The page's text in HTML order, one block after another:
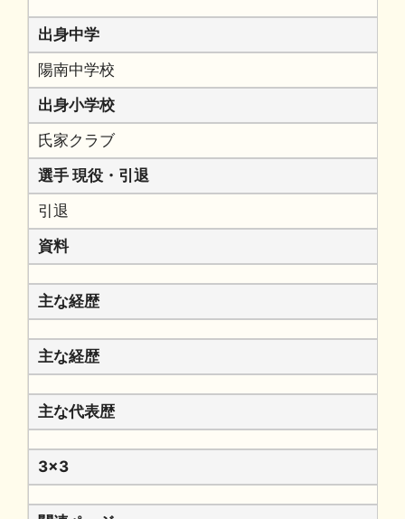
出身中学
陽南中学校
出身小学校
氏家クラブ
選手 現役・引退
引退
資料
主な経歴
主な経歴
主な代表歴
3x3